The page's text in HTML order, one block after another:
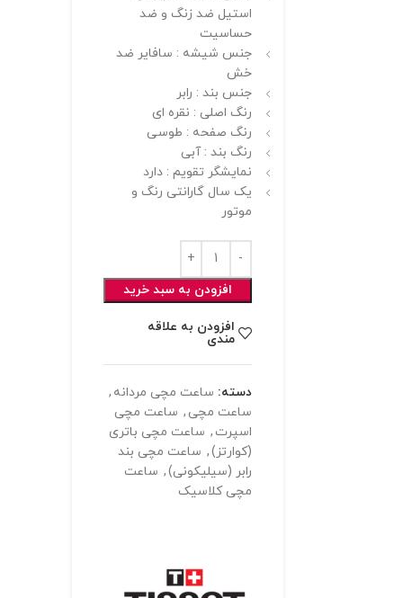
استیل ضد زنگ و ضد
حساسیت
جنس شیشه : سافایر ضد
خش
جنس بند : رابر
رنگ اصلی : نقره ای
رنگ صفحه : طوسی
رنگ بند : آبی
نمایشگر تقویم : دارد
یک سال گارانتی رنگ و
موتور
افزودن به سبد خرید
افزودن به علاقه
مندی
دسته: ساعت مچی مردانه ,
ساعت مچی , ساعت مچی
اسپرت , ساعت مچی باتری
(کوارتز), ساعت مچی بند
رابر (سیلیکونی), ساعت
مچی کلاسیک